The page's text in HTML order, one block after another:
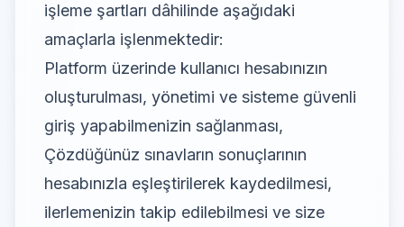
işleme şartları dâhilinde aşağıdaki
amaçlarla işlenmektedir:
Platform üzerinde kullanıcı hesabınızın
oluşturulması, yönetimi ve sisteme güvenli
giriş yapabilmenizin sağlanması,
Çözdüğünüz sınavların sonuçlarının
hesabınızla eşleştirilerek kaydedilmesi,
ilerlemenizin takip edilebilmesi ve size